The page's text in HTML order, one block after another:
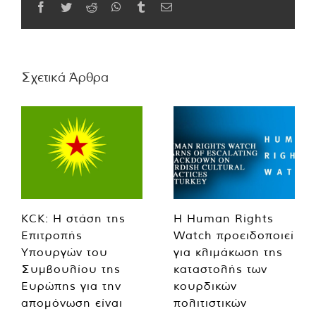
Facebook
TwitterReddit WhatsApp
TumblrEmail
Σχετικά Άρθρα
KCK: Η στάση της
Επιτροπής
Υπουργών του
Συμβουλίου της
Ευρώπης για την
απομόνωση είναι
Η Human Rights
Watch προειδοποιεί
για κλιμάκωση της
καταστολής των
κουρδικών
πολιτιστικών